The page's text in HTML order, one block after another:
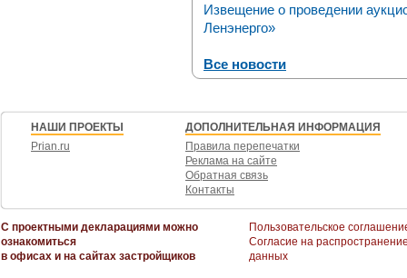
Извещение о проведении
Ленэнерго»
Все новости
НАШИ ПРОЕКТЫ
Prian.ru
ДОПОЛНИТЕЛЬНАЯ ИНФОРМАЦИЯ
Правила перепечатки
Реклама на сайте
Обратная связь
Контакты
С проектными декларациями можно
ознакомиться
в офисах и на сайтах застройщиков
Пользовательское
Согласие на
данных